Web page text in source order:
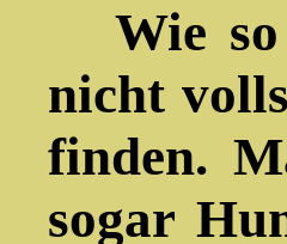
Wie so
nicht
finden.
sogar